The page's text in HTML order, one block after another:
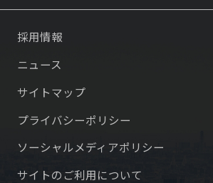
採用情報
ニュース
サイトマップ
プライバシーポリシー
ソーシャルメディアポリシー
サイトのご利用について